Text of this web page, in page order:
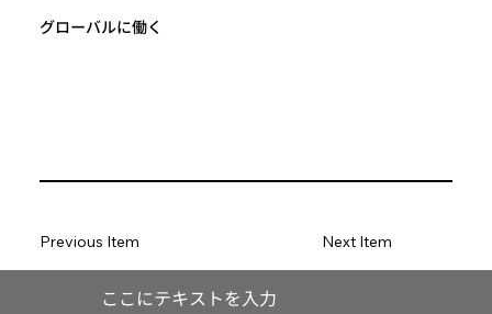
グローバルに働く
Next Item
Previous Item
​ここにテキストを入力